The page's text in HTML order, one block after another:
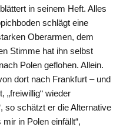
in seinem Heft. Alles
schlägt eine
Oberarmen, dem
Stimme hat ihn selbst
Polen geflohen. Allein.
dort nach Frankfurt – und
„freiwillig“ wieder
so schätzt er die Alternative
in Polen einfällt“,